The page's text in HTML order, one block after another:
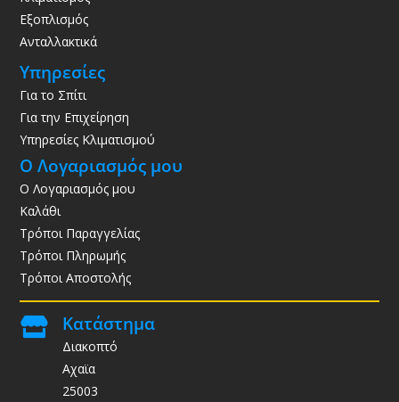
Εξοπλισμός
Ανταλλακτικά
Υπηρεσίες
Για το Σπίτι
Για την Επιχείρηση
Υπηρεσίες Κλιματισμού
Ο Λογαριασμός μου
Ο Λογαριασμός μου
Καλάθι
Τρόποι Παραγγελίας
Τρόποι Πληρωμής
Τρόποι Αποστολής
 Κατάστημα
Διακοπτό
Αχαϊα
25003